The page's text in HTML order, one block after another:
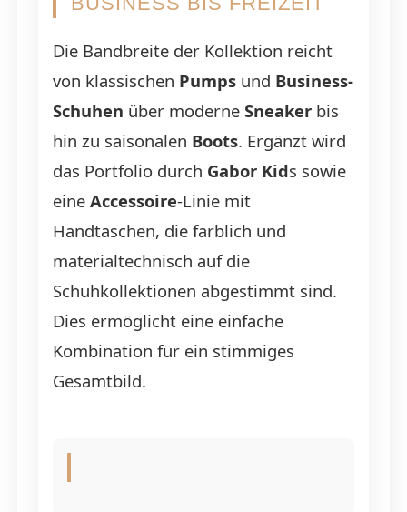
Die Bandbreite der Kollektion reicht
von klassischen Pumps und Business-
Schuhen über moderneSneaker bis
hin zu saisonalen Boots. Ergänzt wird
das Portfolio durch Gabor Kids sowie
eineAccessoire-Linie mit
Handtaschen, die farblich und
materialtechnisch auf die
Schuhkollektionen abgestimmt sind.
Dies ermöglicht eine einfache
Kombination für ein stimmiges
Gesamtbild.